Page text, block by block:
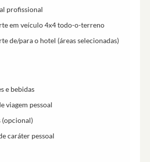
profissional
em veículo 4x4 todo-o-terreno
de/para o hotel (áreas selecionadas)
e bebidas
viagem pessoal
(opcional)
caráter pessoal